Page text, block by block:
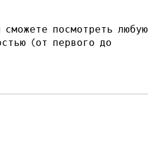
посмотреть любую
(от первого до